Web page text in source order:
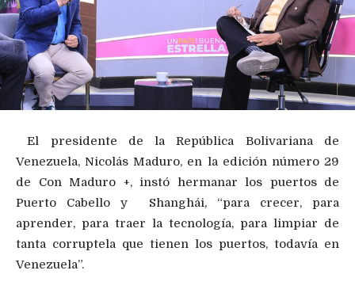
El presidente de la República Bolivariana de
Venezuela, Nicolás Maduro, en la edición número 29
de Con Maduro +, instó hermanar los puertos de
Puerto Cabello y Shanghái, “para crecer, para
aprender, para traer la tecnología, para limpiar de
tanta corruptela que tienen los puertos, todavía en
Venezuela”.